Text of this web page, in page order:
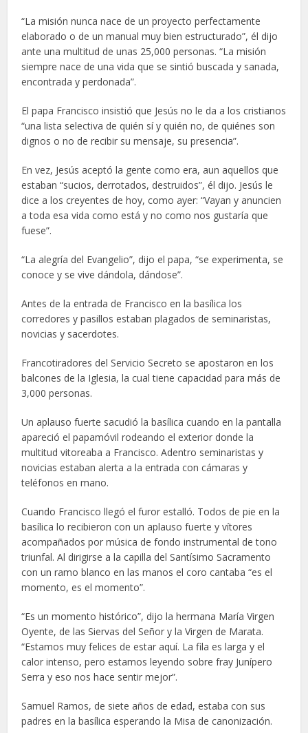
“La misión nunca nace de un proyecto perfectamente
elaborado o de un manual muy bien estructurado”, él dijo
ante una multitud de unas 25,000 personas. “La misión
siempre nace de una vida que se sintió buscada y sanada,
encontrada y perdonada”.
El papa Francisco insistió que Jesús no le da a los cristianos
“una lista selectiva de quién sí y quién no, de quiénes son
dignos o no de recibir su mensaje, su presencia”.
En vez, Jesús aceptó la gente como era, aun aquellos que
estaban “sucios, derrotados, destruidos”, él dijo. Jesús le
dice a los creyentes de hoy, como ayer: “Vayan y anuncien
a toda esa vida como está y no como nos gustaría que
fuese”.
“La alegría del Evangelio”, dijo el papa, “se experimenta, se
conoce y se vive dándola, dándose”.
Antes de la entrada de Francisco en la basílica los
corredores y pasillos estaban plagados de seminaristas,
novicias y sacerdotes.
Francotiradores del Servicio Secreto se apostaron en los
balcones de la Iglesia, la cual tiene capacidad para más de
3,000 personas.
Un aplauso fuerte sacudió la basílica cuando en la pantalla
apareció el papamóvil rodeando el exterior donde la
multitud vitoreaba a Francisco. Adentro seminaristas y
novicias estaban alerta a la entrada con cámaras y
teléfonos en mano.
Cuando Francisco llegó el furor estalló. Todos de pie en la
basílica lo recibieron con un aplauso fuerte y vítores
acompañados por música de fondo instrumental de tono
triunfal. Al dirigirse a la capilla del Santísimo Sacramento
con un ramo blanco en las manos el coro cantaba “es el
momento, es el momento”.
“Es un momento histórico”, dijo la hermana María Virgen
Oyente, de las Siervas del Señor y la Virgen de Marata.
“Estamos muy felices de estar aquí. La fila es larga y el
calor intenso, pero estamos leyendo sobre fray Junípero
Serra y eso nos hace sentir mejor”.
Samuel Ramos, de siete años de edad, estaba con sus
padres en la basílica esperando la Misa de canonización.